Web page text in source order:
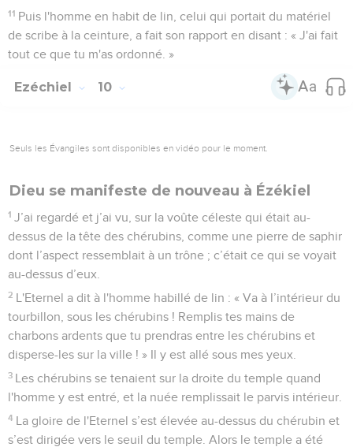
11 Puis l'homme en habit de lin, celui qui portait du matériel
de scribe à la ceinture, a fait son rapport en disant : « J'ai fait
tout ce que tu m'as ordonné. »
Ezéchiel 10
Seuls les Évangiles sont disponibles en vidéo pour le moment.
Dieu se manifeste de nouveau à Ézékiel
1 J’ai regardé et j’ai vu, sur la voûte céleste qui était au-
dessus de la tête des chérubins, comme une pierre de saphir
dont l’aspect ressemblait à un trône ; c’était ce qui se voyait
au-dessus d’eux.
2 L'Eternel a dit à l'homme habillé de lin : « Va à l’intérieur du
tourbillon, sous les chérubins ! Remplis tes mains de
charbons ardents que tu prendras entre les chérubins et
disperse-les sur la ville ! » Il y est allé sous mes yeux.
3 Les chérubins se tenaient sur la droite du temple quand
l'homme y est entré, et la nuée remplissait le parvis intérieur.
4 La gloire de l'Eternel s’est élevée au-dessus du chérubin et
s’est dirigée vers le seuil du temple. Alors le temple a été